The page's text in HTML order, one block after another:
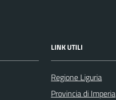
LINK UTILI
Regione Liguria
Provincia di Imperia